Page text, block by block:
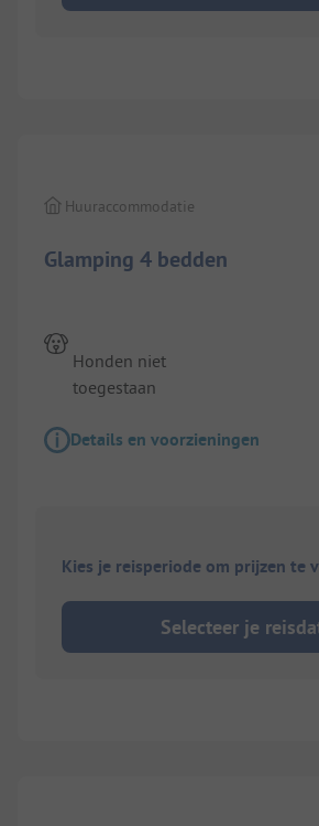
Glamping 4 bedden
Huuraccommodatie
Honden niet
toegestaan
Details en voorzieningen
Kies je reisperiode om prijzen te
Selecteer je